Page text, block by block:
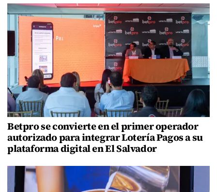
Betpro se convierte en el primer operador
autorizado para integrar Lotería Pagos a su
plataforma digital en El Salvador